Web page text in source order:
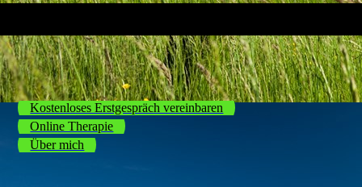
Kostenloses Erstgespräch vereinbaren
Online Therapie
Über mich